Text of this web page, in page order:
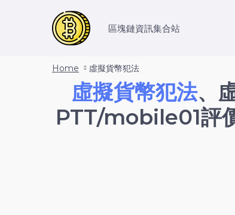
區塊鏈資訊集合站
Home 虛擬貨幣犯法
虛擬貨幣犯法、
PTT/mobile01評